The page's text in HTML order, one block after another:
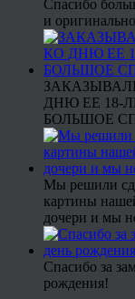
Спасибо
и
ДНЮ ЕЕ 18-
БОЛЬШОЕ
Мы решили
картины
дочери и мы
Спасибо за
рождения!